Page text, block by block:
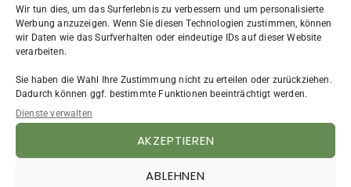
Wir tun dies, um das Surferlebnis zu verbessern und um personalisierte
Werbung anzuzeigen. Wenn Sie diesen Technologien zustimmen, können
wir Daten wie das Surfverhalten oder eindeutige IDs auf dieser Website
verarbeiten.
Sie haben die Wahl Ihre Zustimmung nicht zu erteilen oder zurückziehen.
Dadurch können ggf. bestimmte Funktionen beeinträchtigt werden.
Dienste verwalten
AKZEPTIEREN
ABLEHNEN
Aus dem Leben(7)
Beruf & Arbeit(31)
Bewerbung(4)
FAQ(3)
Frauen
Impressum(2)
Persönlichkeitsentwicklung(12)